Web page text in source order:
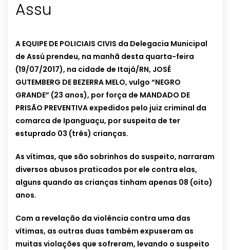
Assu
A EQUIPE DE POLICIAIS CIVIS da Delegacia Municipal
de Assú prendeu, na manhã desta quarta-feira
(19/07/2017), na cidade de Itajá/RN, JOSÉ
GUTEMBERG DE BEZERRA MELO, vulgo “NEGRO
GRANDE” (23 anos), por força de MANDADO DE
PRISÃO PREVENTIVA expedidos pelo juiz criminal da
comarca de Ipanguaçu, por suspeita de ter
estuprado 03 (três) crianças.
As vítimas, que são sobrinhos do suspeito, narraram
diversos abusos praticados por ele contra elas,
alguns quando as crianças tinham apenas 08 (oito)
anos.
Com a revelação da violência contra uma das
vítimas, as outras duas também expuseram as
muitas violações que sofreram, levando o suspeito